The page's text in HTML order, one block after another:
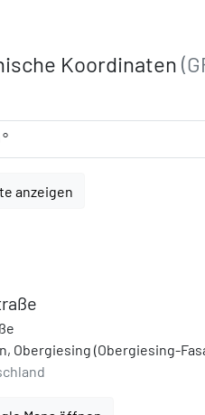
Koordinaten
anzeigen
Obergiesing (Obergiesing-